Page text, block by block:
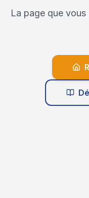
La page que